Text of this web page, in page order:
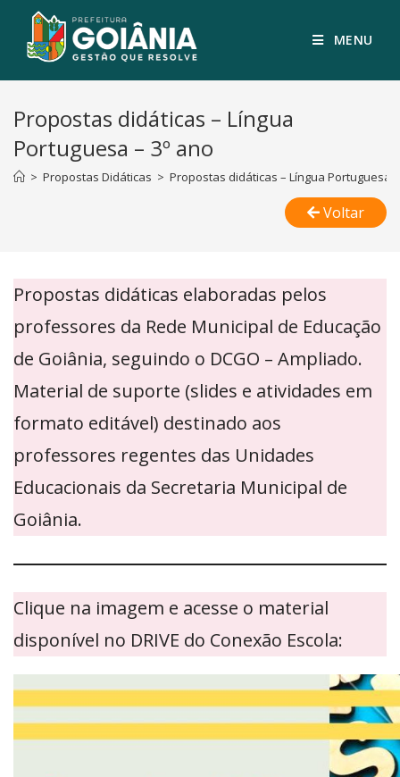
MENU
Propostas didáticas – Língua
Portuguesa – 3º ano
> Propostas Didáticas > Propostas didáticas – Língua Portuguesa
Voltar
Propostas didáticas elaboradas pelos
professores da Rede Municipal de Educação
de Goiânia, seguindo o DCGO – Ampliado.
Material de suporte (slides e atividades em
formato editável) destinado aos
professores regentes das Unidades
Educacionais da Secretaria Municipal de
Goiânia.
Clique na imagem e acesse o material
disponível no DRIVE do Conexão Escola: